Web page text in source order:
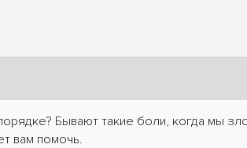
Бывают такие боли, когда мы
вам помочь.